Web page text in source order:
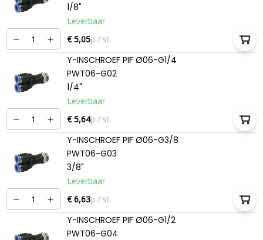
1/8"
Leverbaar
€ 5,05p / st.
Y-INSCHROEF PIF Ø06-G1/4
PWT06-G02
1/4"
Leverbaar
€ 5,64p / st.
Y-INSCHROEF PIF Ø06-G3/8
PWT06-G03
3/8"
Leverbaar
€ 6,63p / st.
Y-INSCHROEF PIF Ø06-G1/2
PWT06-G04